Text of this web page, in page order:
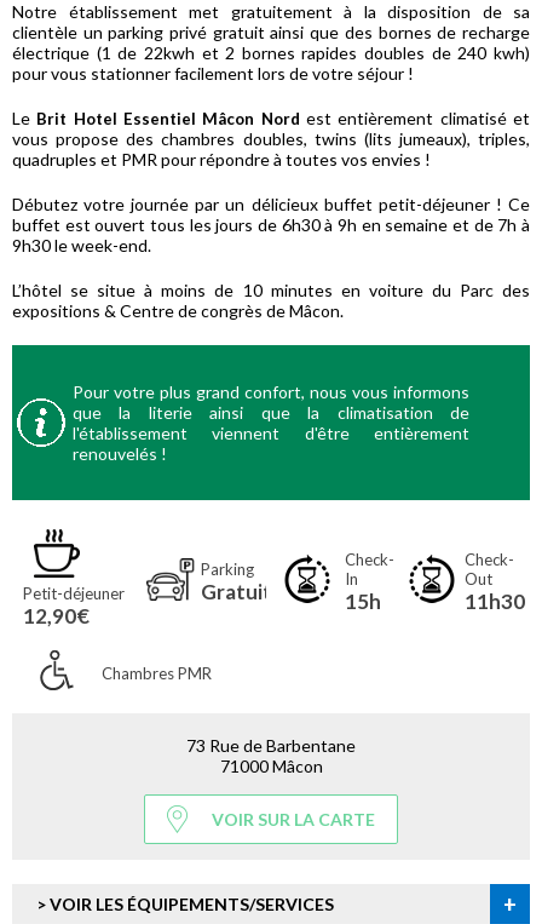
Notre établissement met gratuitement à la disposition de sa
clientèle un parking privé gratuit ainsi que des bornes de recharge
électrique (1 de 22kwh et 2 bornes rapides doubles de 240 kwh)
pour vous stationner facilement lors de votre séjour !
Le Brit Hotel Essentiel Mâcon Nord est entièrement climatisé et
vous propose des chambres doubles, twins (lits jumeaux), triples,
quadruples et PMR pour répondre à toutes vos envies !
Débutez votre journée par un délicieux buffet petit-déjeuner ! Ce
buffet est ouvert tous les jours de 6h30 à 9h en semaine et de 7h à
9h30 le week-end.
L’hôtel se situe à moins de 10 minutes en voiture du Parc des
expositions & Centre de congrès de Mâcon.
Pour votre plus grand confort, nous vous informons
que la literie ainsi que la climatisation de
l'établissement viennent d'être entièrement
renouvelés !
Petit-déjeuner
12,90€
Parking
Gratuit
Check-
In
15h
Check-
Out
11h30
Chambres PMR
73 Rue de Barbentane
71000 Mâcon
VOIR SUR LA CARTE
> VOIR LES ÉQUIPEMENTS/SERVICES +